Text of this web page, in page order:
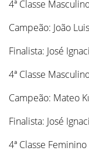
4ª Classe
Campeão: João
Finalista: José
4ª Classe
Campeão: Mateo
Finalista: José
4ª Classe